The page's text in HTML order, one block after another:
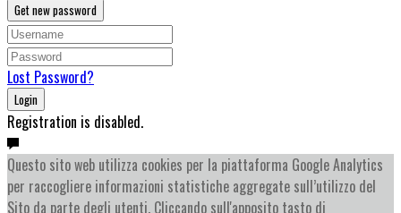
Get new password
Lost Password?
Login
Registration is disabled.
Questo sito web utilizza cookies per la piattaforma Google Analytics
per raccogliere informazioni statistiche aggregate sull’utilizzo del
Sito da parte degli utenti. Cliccando sull'apposito tasto di